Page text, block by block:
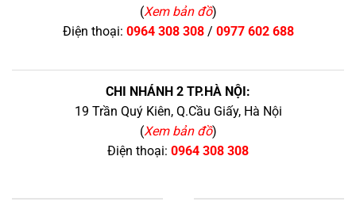
(Xem bản đồ)
Điện thoại: 0964 308 308/ 0977 602 688
CHI NHÁNH 2 TP.HÀ NỘI:
19 Trần Quý Kiên, Q.Cầu Giấy, Hà Nội
(Xem bản đồ)
Điện thoại: 0964 308 308